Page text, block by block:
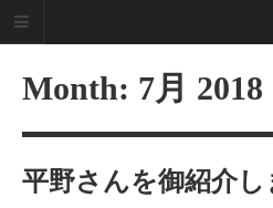
NZPD Nagoya
Zokei Life
Design
「あったらいいな」を実現し
Month: 7月 2018
平野さんを御紹介し